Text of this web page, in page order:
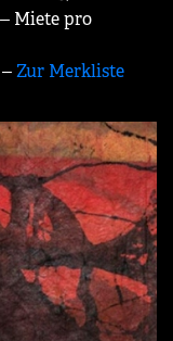
Miete pro
‒Zur Merkliste